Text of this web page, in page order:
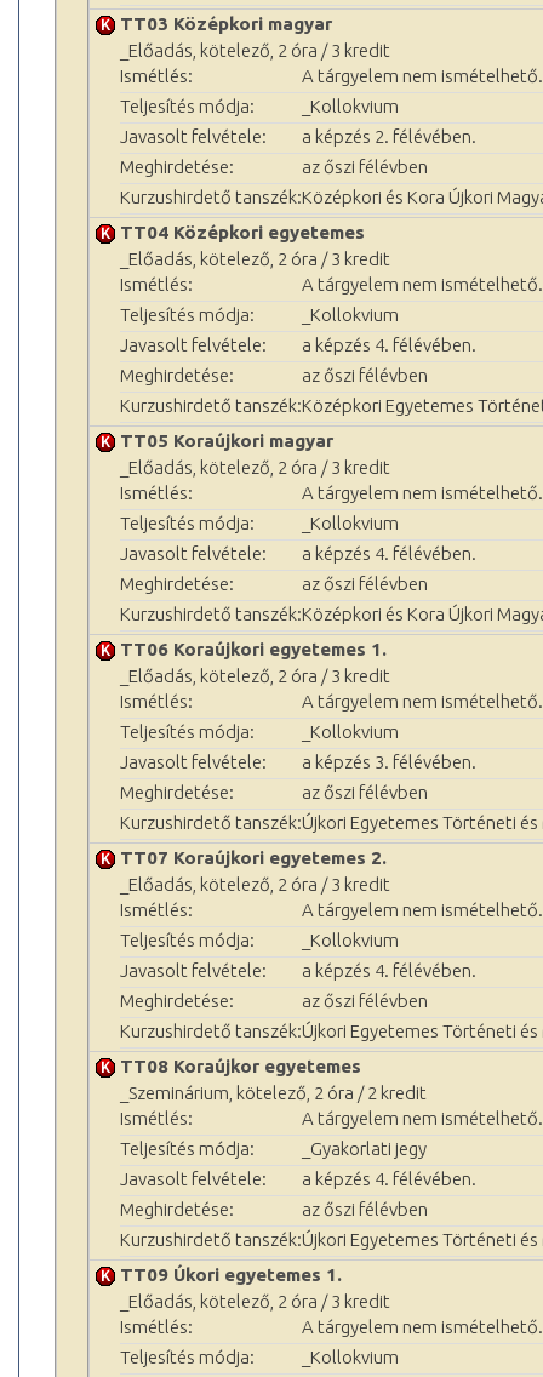
TT03 Középkori magyar
_Előadás, kötelező, 2 óra / 3 kredit
Ismétlés:
A tárgyelem nem ismételhető.
Teljesítés módja:
_Kollokvium
Javasolt felvétele:
a képzés 2. félévében.
Meghirdetése:
az őszi félévben
Kurzushirdető tanszék:Középkori és Kora Újkori
TT04 Középkori egyetemes
_Előadás, kötelező, 2 óra / 3 kredit
Ismétlés:
A tárgyelem nem ismételhető.
Teljesítés módja:
_Kollokvium
Javasolt felvétele:
a képzés 4. félévében.
Meghirdetése:
az őszi félévben
Kurzushirdető tanszék:Középkori Egyetemes
TT05 Koraújkori magyar
_Előadás, kötelező, 2 óra / 3 kredit
Ismétlés:
A tárgyelem nem ismételhető.
Teljesítés módja:
_Kollokvium
Javasolt felvétele:
a képzés 4. félévében.
Meghirdetése:
az őszi félévben
Kurzushirdető tanszék:Középkori és Kora Újkori
TT06 Koraújkori egyetemes 1.
_Előadás, kötelező, 2 óra / 3 kredit
Ismétlés:
A tárgyelem nem ismételhető.
Teljesítés módja:
_Kollokvium
Javasolt felvétele:
a képzés 3. félévében.
Meghirdetése:
az őszi félévben
Kurzushirdető tanszék:Újkori Egyetemes Történeti
TT07 Koraújkori egyetemes 2.
_Előadás, kötelező, 2 óra / 3 kredit
Ismétlés:
A tárgyelem nem ismételhető.
Teljesítés módja:
_Kollokvium
Javasolt felvétele:
a képzés 4. félévében.
Meghirdetése:
az őszi félévben
Kurzushirdető tanszék:Újkori Egyetemes Történeti
TT08 Koraújkor egyetemes
_Szeminárium, kötelező, 2 óra / 2 kredit
Ismétlés:
A tárgyelem nem ismételhető.
Teljesítés módja:
_Gyakorlati jegy
Javasolt felvétele:
a képzés 4. félévében.
Meghirdetése:
az őszi félévben
Kurzushirdető tanszék:Újkori Egyetemes Történeti
TT09 Úkori egyetemes 1.
_Előadás, kötelező, 2 óra / 3 kredit
Ismétlés:
A tárgyelem nem ismételhető.
Teljesítés módja:
_Kollokvium